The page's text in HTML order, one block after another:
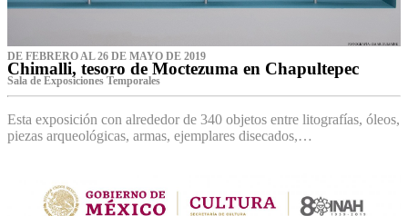
DE FEBRERO AL 26 DE MAYO DE 2019
Chimalli, tesoro de Moctezuma en Chapultepec
Sala de Exposiciones Temporales
Esta exposición con alrededor de 340 objetos entre litografías, óleos,
piezas arqueológicas, armas, ejemplares disecados,…